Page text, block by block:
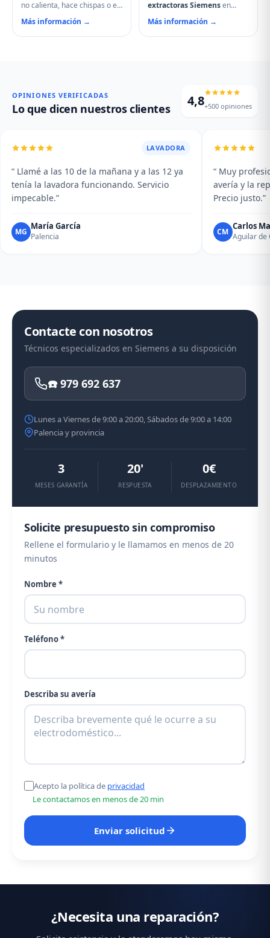
no calienta, hace chispas o el
plato no gira, contacte con
nuestro servicio técnico en
Carrión de los Condes.
plato giratorio.
Más información →
extractoras Siemensen
Carrión de los Condes.
Reparamos motores,
problemas de aspiración,
limpieza profesional de su
Más información →
OPINIONES VERIFICADAS
Lo que dicen nuestros clientes 4,8+500 opiniones
LAVADORA
“ Llamé a las 10 de la mañana y a las 12 ya
tenía la lavadora funcionando. Servicio
impecable.”
MG
María García
Palencia
“ Muy
avería y la
Precio justo.”
CM
Carlos
Aguilar de
Contacte con nosotros
Técnicos especializados en Siemens a su disposición
☎️ 979 692 637
Lunes a Viernes de 9:00 a 20:00, Sábados de 9:00 a 14:00
Palencia y provincia
3
MESES GARANTÍA
20'
RESPUESTA
0€
DESPLAZAMIENTO
Solicite presupuesto sin compromiso
Rellene el formulario y le llamamos en menos de 20
minutos
Nombre *
Teléfono *
Describa su avería
Acepto la política de privacidad
Le contactamos en menos de 20 min
Enviar solicitud
¿Necesita una reparación?